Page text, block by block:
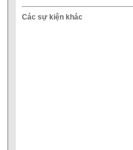
Các sự kiện khác